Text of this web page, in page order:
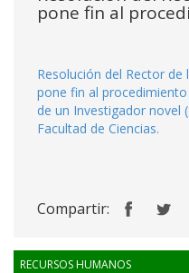
pone fin al
Resolución del Rector de
pone fin al
de un Investigador novel
Facultad de Ciencias.
Compartir:
RECURSOS HUMANOS